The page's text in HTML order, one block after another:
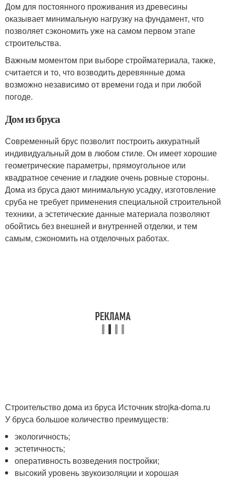
Дом для постоянного проживания из древесины
оказывает минимальную нагрузку на фундамент, что
позволяет сэкономить уже на самом первом этапе
строительства.
Важным моментом при выборе стройматериала, также,
считается и то, что возводить деревянные дома
возможно независимо от времени года и при любой
погоде.
Дом из бруса
Современный брус позволит построить аккуратный
индивидуальный дом в любом стиле. Он имеет хорошие
геометрические параметры, прямоугольное или
квадратное сечение и гладкие очень ровные стороны.
Дома из бруса дают минимальную усадку, изготовление
сруба не требует применения специальной строительной
техники, а эстетические данные материала позволяют
обойтись без внешней и внутренней отделки, и тем
самым, сэкономить на отделочных работах.
Строительство дома из бруса Источник strojka-doma.ru
У бруса большое количество преимуществ:
экологичность;
эстетичность;
оперативность возведения постройки;
высокий уровень звукоизоляции и хорошая